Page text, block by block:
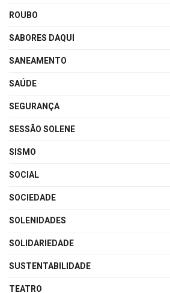
ROUBO
SABORES DAQUI
SANEAMENTO
SAÚDE
SEGURANÇA
SESSÃO SOLENE
SISMO
SOCIAL
SOCIEDADE
SOLENIDADES
SOLIDARIEDADE
SUSTENTABILIDADE
TEATRO